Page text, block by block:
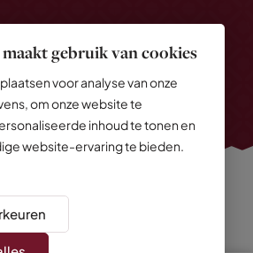
gebruik van cookies
voor analyse van onze
om onze website te
inhoud te tonen en
website-ervaring te bieden.
voorwaarden